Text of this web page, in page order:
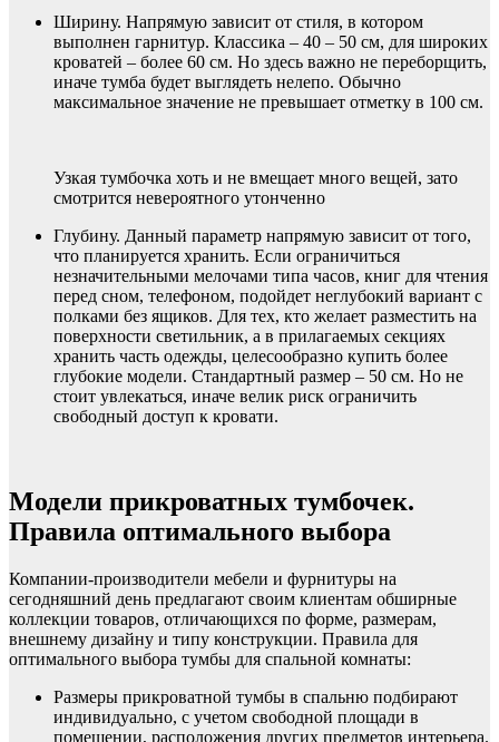
Ширину. Напрямую зависит от стиля, в котором
выполнен гарнитур. Классика – 40 – 50 см, для широких
кроватей – более 60 см. Но здесь важно не переборщить,
иначе тумба будет выглядеть нелепо. Обычно
максимальное значение не превышает отметку в 100 см.
Узкая тумбочка хоть и не вмещает много вещей, зато
смотрится невероятного утонченно
Глубину. Данный параметр напрямую зависит от того,
что планируется хранить. Если ограничиться
незначительными мелочами типа часов, книг для чтения
перед сном, телефоном, подойдет неглубокий вариант с
полками без ящиков. Для тех, кто желает разместить на
поверхности светильник, а в прилагаемых секциях
хранить часть одежды, целесообразно купить более
глубокие модели. Стандартный размер – 50 см. Но не
стоит увлекаться, иначе велик риск ограничить
свободный доступ к кровати.
Модели прикроватных тумбочек.
Правила оптимального выбора
Компании-производители мебели и фурнитуры на
сегодняшний день предлагают своим клиентам обширные
коллекции товаров, отличающихся по форме, размерам,
внешнему дизайну и типу конструкции. Правила для
оптимального выбора тумбы для спальной комнаты:
Размеры прикроватной тумбы в спальню подбирают
индивидуально, с учетом свободной площади в
помещении, расположения других предметов интерьера.